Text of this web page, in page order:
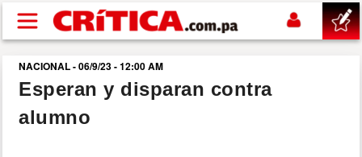
Pasar al contenido principal
buscar
SUCESOS
NACIONAL - 06/9/23 - 12:00 AM
Esperan y disparan contra
alumno